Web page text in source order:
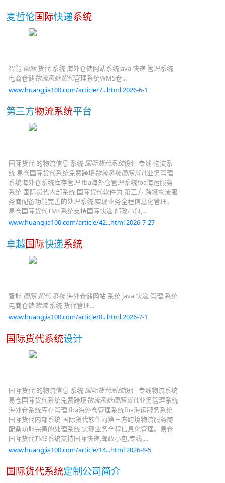
麦哲伦国际快递系统
智能 国际货代 系统 海外仓储网站系统java 快递 管理系统
电商仓储物流系统货代管理系统WMS仓...
www.huangjia100.com/article/7...html 2026-6-1
第三方物流系统平台
国际货代 的物流信息 系统 国际货代系统设计 专线 物流系
统 易仓国际货代系统免费跨境物流系统国际货代业务管理
系统海外仓系统库存管理 fba海外仓管理系统fba海运服务
系统 国际货代内部系统 国际货代软件为 第三方 跨境物流服
务商配备功能完善的处理系统,实现业务全程信息化管理。
易仓国际货代TMS系统支持国际快递,邮政小包,...
www.huangjia100.com/article/42...html 2026-7-27
卓越国际快递系统
智能 国际 货代 系统海外仓储网站 系统 java 快递 管理 系统
电商仓储物流系统 货代管理...
www.huangjia100.com/article/8...html 2026-7-1
国际货代系统设计
国际货代 的物流信息 系统 国际货代系统设计 专线物流系统
易仓国际货代系统免费跨境物流系统国际货代业务管理系统
海外仓系统库存管理 fba海外仓管理系统fba海运服务系统
国际货代内部系统 国际货代软件为第三方跨境物流服务商
配备功能完善的处理系统,实现业务全程信息化管理。易仓
国际货代TMS系统支持国际快递,邮政小包,专线,...
www.huangjia100.com/article/14...html 2026-8-5
国际货代系统定制公司简介